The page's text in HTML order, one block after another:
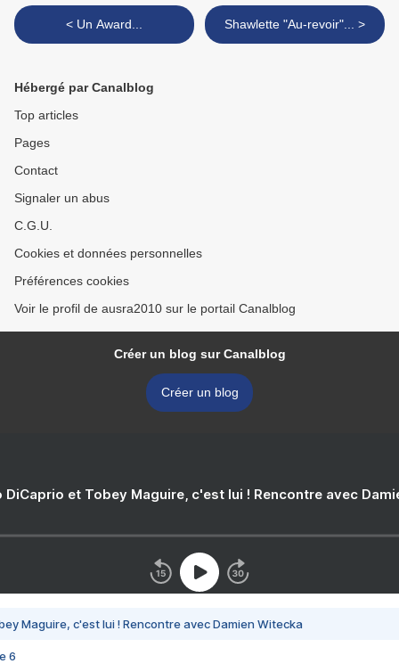
< Un Award... Shawlette "Au-revoir"... >
Hébergé par Canalblog
Top articles
Pages
Contact
Signaler un abus
C.G.U.
Cookies et données personnelles
Préférences cookies
Voir le profil de ausra2010 sur le portail Canalblog
Créer un blog sur Canalblog
Créer un blog
DiCaprio et Tobey Maguire, c'est lui ! Rencontre avec
Maguire, c'est lui ! Rencontre avec Damien Witecka
6